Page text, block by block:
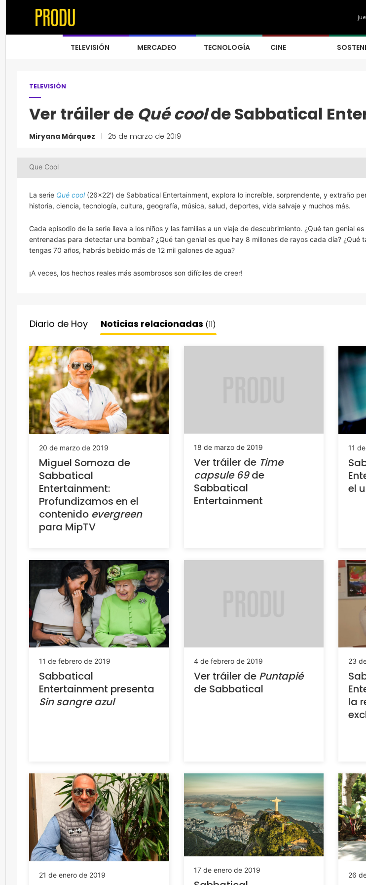
TELEVISIÓN MERCADEO TECNOLOGÍA CINE
TELEVISIÓN
Ver tráiler de Qué coolde Sabbatical
Miryana Márquez 25 de marzo de 2019
Que Cool
La serie Qué cool (26×22′) de Sabbatical Entertainment, explora lo increíble, sorprendente, y extraño
historia, ciencia, tecnología, cultura, geografía, música, salud, deportes, vida salvaje y muchos más.
Cada episodio de la serie lleva a los niños y las familias a un viaje de descubrimiento. ¿Qué tan genial
entrenadas para detectar una bomba? ¿Qué tan genial es que hay 8 millones de rayos cada día? ¿Qué
tengas 70 años, habrás bebido más de 12 mil galones de agua?
¡A veces, los hechos reales más asombrosos son difíciles de creer!
Diario de Hoy Noticias relacionadas (11)
20 de marzo de 2019
Miguel Somoza de
Sabbatical
Entertainment:
Profundizamos en el
contenido evergreen
para MipTV
18 de marzo de 2019
Ver tráiler de Time
capsule 69de
Sabbatical
Entertainment
11
el
11 de febrero de 2019
Sabbatical
Entertainment presenta
Sin sangre azul
4 de febrero de 2019
Ver tráiler de Puntapié
de Sabbatical
23
la
21 de enero de 2019
17 de enero de 2019
26